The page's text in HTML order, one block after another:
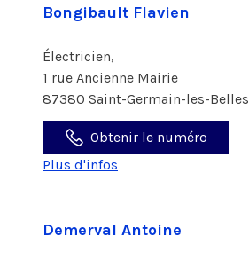
Bongibault Flavien
Électricien,
1 rue Ancienne Mairie
87380 Saint-Germain-les-Belles
Obtenir le numéro
Plus d'infos
Demerval Antoine